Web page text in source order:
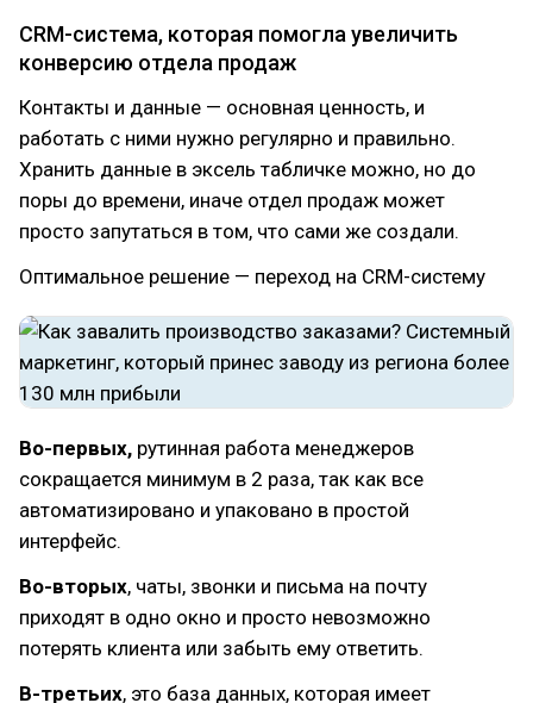
CRM-система, которая помогла увеличить
конверсию отдела продаж
Контакты и данные — основная ценность, и
работать с ними нужно регулярно и правильно.
Хранить данные в эксель табличке можно, но до
поры до времени, иначе отдел продаж может
просто запутаться в том, что сами же создали.
Оптимальное решение — переход на CRM-систему
Во-первых, рутинная работа менеджеров
сокращается минимум в 2 раза, так как все
автоматизировано и упаковано в простой
интерфейс.
Во-вторых, чаты, звонки и письма на почту
приходят в одно окно и просто невозможно
потерять клиента или забыть ему ответить.
В-третьих, это база данных, которая имеет